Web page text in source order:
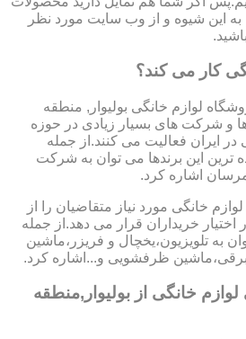
به این شیوه و از وب سایت مورد نظر
کار می کند؟
لوازم خانگی بولیوار, منطقه
و شرکت های بسیار زیادی در حوزه
ایران فعالیت می کنند.از جمله
ترین این برندها می توان به شرکت
اشاره کرد.
خانگی مورد نیاز متقاضیان را از
اختیار خریداران قرار می دهد.از جمله
به تلویزیون،یخچال و فریزر،ماشین
ظرفشویی و...اشاره کرد.
خانگی از بولیوار,منطقه